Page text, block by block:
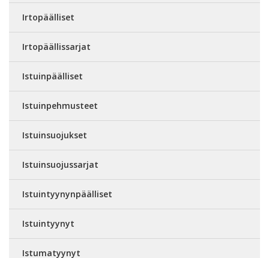
Irtopäälliset
Irtopäällissarjat
Istuinpäälliset
Istuinpehmusteet
Istuinsuojukset
Istuinsuojussarjat
Istuintyynynpäälliset
Istuintyynyt
Istumatyynyt